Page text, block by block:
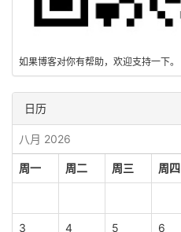
如果博客对你有帮助，欢迎支持一下。
日历
八月 2026
周一 周二 周三 周四
3 4 5 6